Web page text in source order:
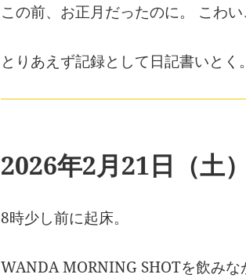
この前、お正月だったのに。 こわい
とりあえず記録として日記書いとく。
2026年2月21日（土）
8時少し前に起床。
WANDA MORNING SHOTを飲み